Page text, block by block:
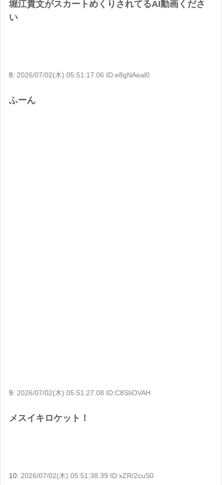
堀江貴文がスカートめくりされてるAI動画くださ
い
8: 2026/07/02(木) 05:51:17.06 ID:e8gNAeal0
ふーん
9: 2026/07/02(木) 05:51:27.08 ID:C8SIiOVAH
メスイキロケット！
10: 2026/07/02(木) 05:51:38.39 ID:xZR/2cuS0